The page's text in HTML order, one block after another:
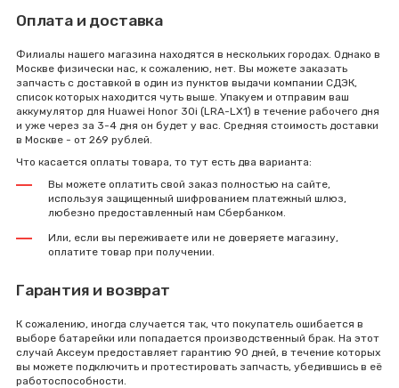
Оплата и доставка
Филиалы нашего магазина находятся в нескольких городах. Однако в
Москве физически нас, к сожалению, нет. Вы можете заказать
запчасть с доставкой в один из пунктов выдачи компании СДЭК,
список которых находится чуть выше. Упакуем и отправим ваш
аккумулятор для Huawei Honor 30i (LRA-LX1) в течение рабочего дня
и уже через за 3-4 дня он будет у вас. Средняя стоимость доставки
в Москве - от 269 рублей.
Что касается оплаты товара, то тут есть два варианта:
Вы можете оплатить свой заказ полностью на сайте,
используя защищенный шифрованием платежный шлюз,
любезно предоставленный нам Сбербанком.
Или, если вы переживаете или не доверяете магазину,
оплатите товар при получении.
Гарантия и возврат
К сожалению, иногда случается так, что покупатель ошибается в
выборе батарейки или попадается производственный брак. На этот
случай Аксеум предоставляет гарантию 90 дней, в течение которых
вы можете подключить и протестировать запчасть, убедившись в её
работоспособности.